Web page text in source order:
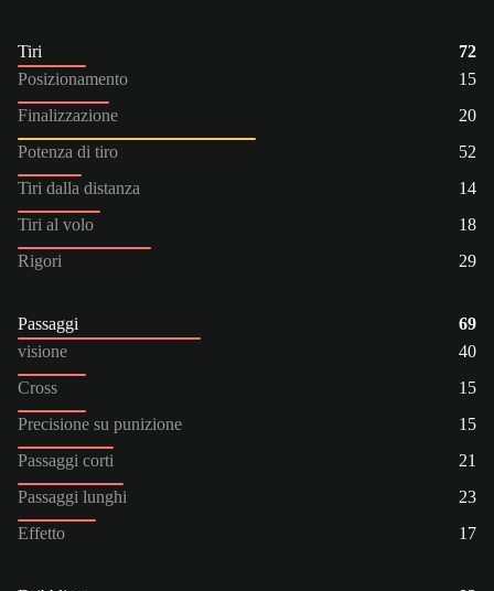
Tiri
72
Posizionamento
15
Finalizzazione
20
Potenza di tiro
52
Tiri dalla distanza
14
Tiri al volo
18
Rigori
29
Passaggi
69
visione
40
Cross
15
Precisione su punizione
15
Passaggi corti
21
Passaggi lunghi
23
Effetto
17